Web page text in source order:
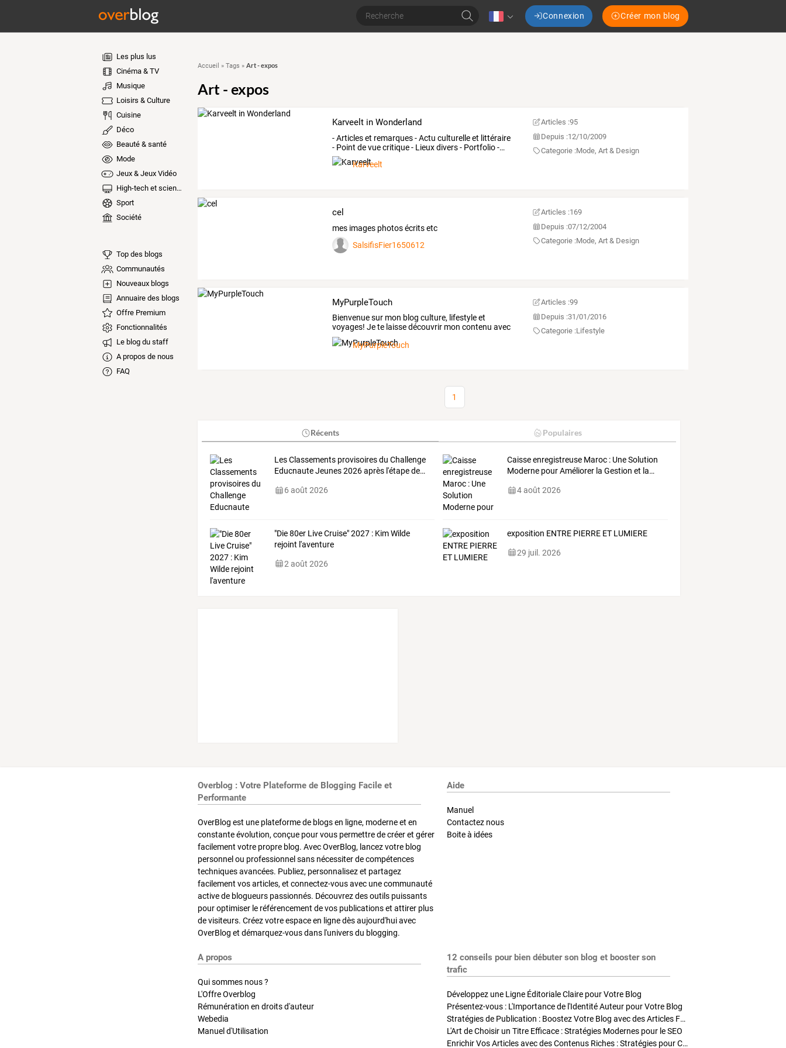
Connexion Créer mon blog
Les plus lus
Cinéma & TV
Musique
Loisirs & Culture
Cuisine
Déco
Beauté & santé
Mode
Jeux & Jeux Vidéo
High-tech et sciences
Sport
Société
Top des blogs
Communautés
Nouveaux blogs
Annuaire des blogs
Offre Premium
Fonctionnalités
Le blog du staff
A propos de nous
FAQ
Accueil » Tags » Art - expos
Art - expos
Karveelt in Wonderland
-Articleset remarques-Actu culturelleet littéraire
- Point devuecritique- Lieuxdivers- Portfolio-…
Karveelt
Articles :95
Depuis :12/10/2009
Categorie :Mode, Art & Design
cel
mes images photos écrits etc
SalsifisFier1650612
Articles :169
Depuis :07/12/2004
Categorie :Mode, Art & Design
MyPurpleTouch
Bienvenuesur mon blog culture, lifestyleet
voyages! Jete laissedécouvrir mon contenu avec
une
MyPurpleTouch
Articles :99
Depuis :31/01/2016
Categorie :Lifestyle
1
Récents Populaires
LesClassementsprovisoiresdu Challenge
EducnauteJeunes2026aprèsl'étapede…
6 août 2026
Caisseenregistreuse Maroc : UneSolution
Moderne pourAméliorer la Gestion et la…
4 août 2026
"Die 80er Live Cruise" 2027 : Kim Wilde
rejoint l'aventure
2 août 2026
exposition ENTRE PIERRE ET LUMIERE
29 juil. 2026
Overblog : Votre Plateforme de Blogging Facile et
Performante
OverBlog est une plateforme de blogs en ligne, moderne et en
constante évolution, conçue pour vous permettre de créer et gérer
facilement votre propre blog. Avec OverBlog, lancez votre blog
personnel ou professionnel sans nécessiter de compétences
techniques avancées. Publiez, personnalisez et partagez
facilement vos articles, et connectez-vous avec une communauté
active de blogueurs passionnés. Découvrez des outils puissants
pour optimiser le référencement de vos publications et attirer plus
de visiteurs. Créez votre espace en ligne dès aujourd'hui avec
OverBlog et démarquez-vous dans l'univers du blogging.
Aide
Manuel
Contactez nous
Boite à idées
A propos
Qui sommes nous ?
L'Offre Overblog
Rémunération en droits d'auteur
Webedia
Manuel d'Utilisation
12 conseils pour bien débuter son blog et booster son
trafic
Développez une Ligne Éditoriale Claire pour Votre Blog
Présentez-vous : L'Importance de l'Identité Auteur pour Votre Blog
Stratégies de Publication : Boostez Votre Blog avec des Articles Fréquents et Exclusifs
L'Art de Choisir un Titre Efficace : Stratégies Modernes pour le SEO
Enrichir Vos Articles avec des Contenus Riches : Stratégies pour Captiver et Optimiser